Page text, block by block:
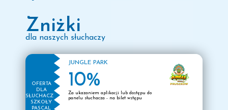
Wygraj 300 zł za
zaproszenie znajomego do
szkoły Pascal w Pruszkowie!
2
października
Zniżki
dla naszych słuchaczy
OFERTA
DLA
SŁUCHACZY
SZKOŁY
PASCAL
JUNGLE PARK
10%
Za ukazaniem aplikacji lub dostępu do
panelu słuchacza - na bilet wstępu